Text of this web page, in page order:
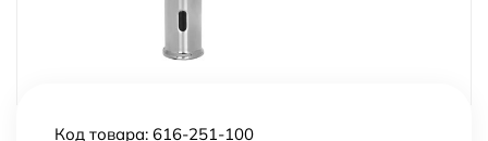
Код товара: 616-251-100